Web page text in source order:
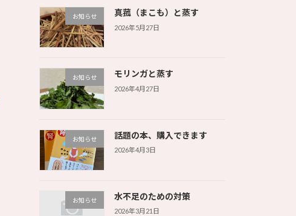
お知らせ 真菰（まこも）と蒸す
2026年5月27日
お知らせ モリンガと蒸す
2026年4月27日
お知らせ 話題の本、購入できます
2026年4月3日
お知らせ 水不足のための対策
2026年3月21日